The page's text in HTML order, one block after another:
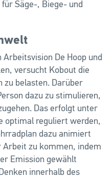
Säge-, Biege- und
De Hoop und
versucht Kobout die
zu belasten. Darüber
dazu zu stimulieren,
Das erfolgt unter
optimal reguliert werden,
dazu animiert
zu kommen, indem
Emission gewählt
innerhalb des